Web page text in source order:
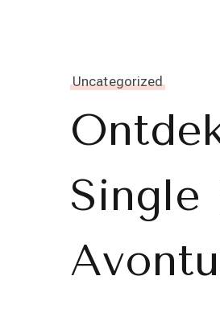
Uncategorized
Single